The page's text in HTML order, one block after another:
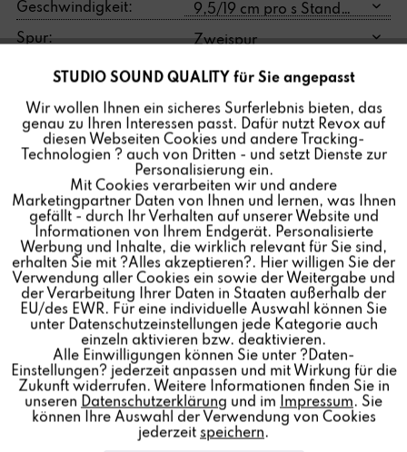
Geschwindigkeit:
Spur:
Das B77 MKII Tonbandgerät wurde von 1980-1998
gebaut. Ein echter Klassiker und Meilenstein der
Audiowelt, wie sein Vorgänger das MKI. Die B77 MKII ist
ausgestattet mit eingebauter Tonmotor Steuerung (Vari-
Speed Control) und überarbeiteter Audio- und
Laufwerkelektronik. Als Hersteller revidieren wir seit
Jahrzehnten mit Originalersatzteilen unsere Revox
Geräte. Sie erhalten die B77 MKII bei uns komplett
generalüberholt und aufbereitet. Als beeindruckendes
Endresultat entsteht ein neuwertiges Produkt.
Aufgrund hoher Nachfrage gibt es bei
diesem Produkt momentan verlängerte
Lieferzeiten. Bitte nehmen Sie Kontakt mit
Funktionale Aktiv
Marketing Inaktiv
Tracking Inaktiv
Personalisierung Inaktiv
Service Inaktiv
STUDIO SOUND QUALITY für Sie angepasst
Wir wollen Ihnen ein sicheres Surferlebnis bieten, das
genau zu Ihren Interessen passt. Dafür nutzt Revox auf
diesen Webseiten Cookies und andere Tracking-
Technologien ? auch von Dritten - und setzt Dienste zur
Personalisierung ein.
Mit Cookies verarbeiten wir und andere
Marketingpartner Daten von Ihnen und lernen, was Ihnen
gefällt - durch Ihr Verhalten auf unserer Website und
Informationen von Ihrem Endgerät. Personalisierte
Werbung und Inhalte, die wirklich relevant für Sie sind,
erhalten Sie mit ?Alles akzeptieren?. Hier willigen Sie der
Verwendung aller Cookies ein sowie der Weitergabe und
der Verarbeitung Ihrer Daten in Staaten außerhalb der
EU/des EWR. Für eine individuelle Auswahl können Sie
unter Datenschutzeinstellungen jede Kategorie auch
einzeln aktivieren bzw. deaktivieren.
Alle Einwilligungen können Sie unter ?Daten-
Einstellungen? jederzeit anpassen und mit Wirkung für die
Zukunft widerrufen. Weitere Informationen finden Sie in
unseren Datenschutzerklärung und im Impressum. Sie
können Ihre Auswahl der Verwendung von Cookies
jederzeit speichern.